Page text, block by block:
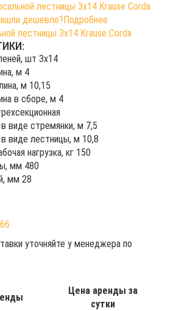
дешевле?Подробнее
лестницы 3х14 Krause Corda
шт 3х14
м 4
м 10,15
в сборе, м 4
виде стремянки, м 7,5
виде лестницы, м 10,8
нагрузка, кг 150
мм 480
мм 28
уточняйте у менеджера по
Цена аренды за
сутки